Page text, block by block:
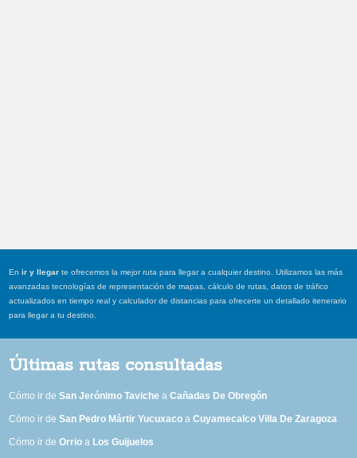
Enir y llegar te ofrecemos la mejor ruta para llegar a cualquier destino. Utilizamos las más
avanzadas tecnologías de representación de mapas, cálculo de rutas, datos de tráfico
actualizados en tiempo real y calculador de distancias para ofrecerte un detallado itenerario
para llegar a tu destino.
Últimas rutas consultadas
Cómo ir deSan Jerónimo Taviche aCañadas De Obregón
Cómo ir deSan Pedro Mártir Yucuxaco aCuyamecalco Villa De Zaragoza
Cómo ir deOrrio a Los Guijuelos